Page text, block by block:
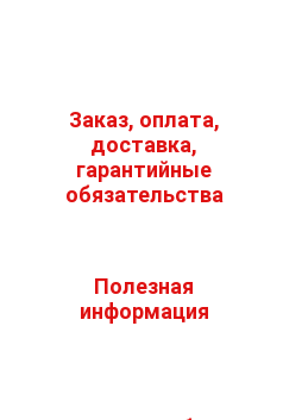
Заказ, оплата,
доставка,
гарантийные
обязательства
Полезная
информация